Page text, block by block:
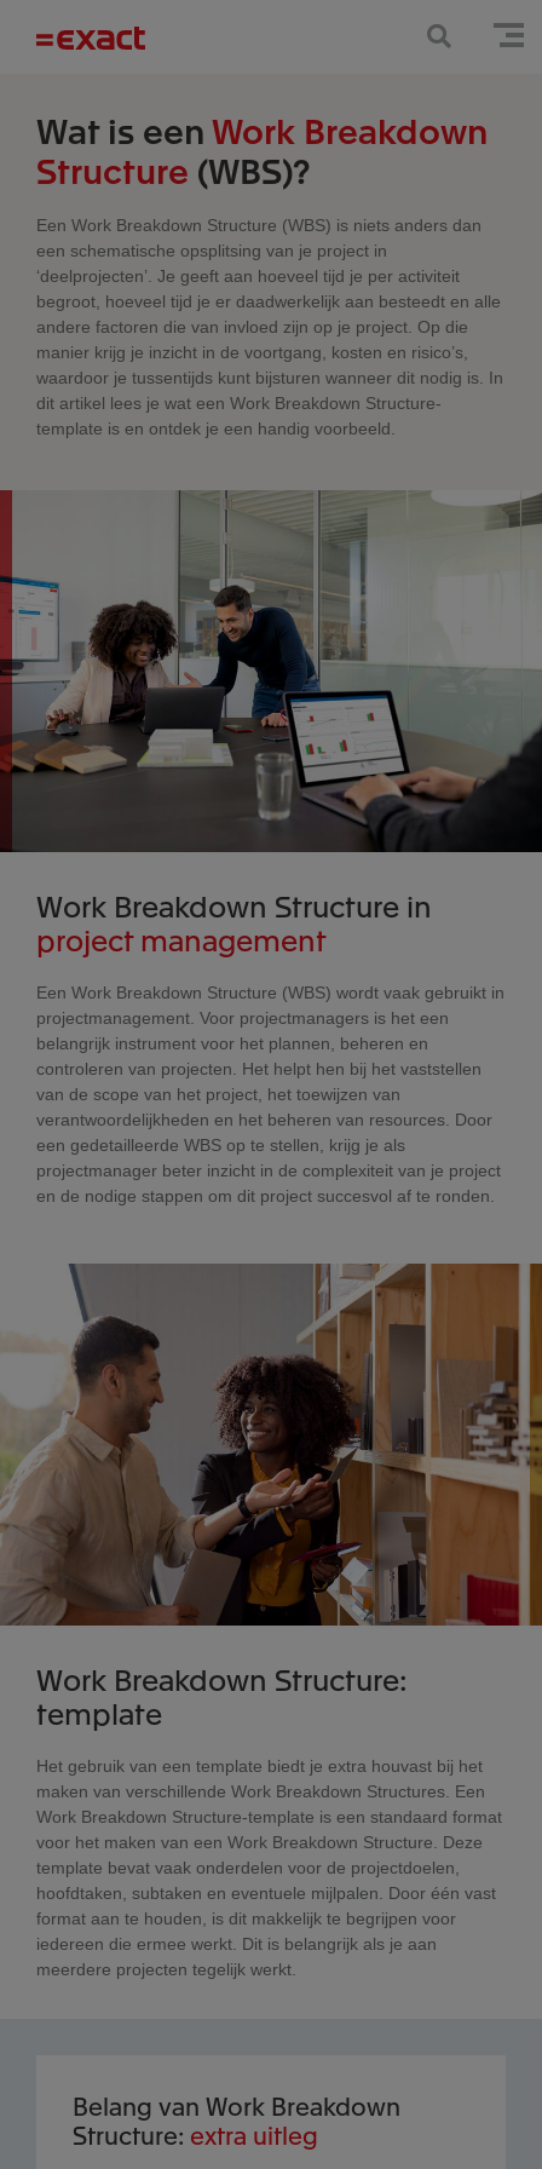
Wat is eenWork Breakdown
Structure (WBS)?
Een Work Breakdown Structure (WBS) is niets anders dan
een schematische opsplitsing van je project in
‘deelprojecten’. Je geeft aan hoeveel tijd je per activiteit
begroot, hoeveel tijd je er daadwerkelijk aan besteedt en alle
andere factoren die van invloed zijn op je project. Op die
manier krijg je inzicht in de voortgang, kosten en risico’s,
waardoor je tussentijds kunt bijsturen wanneer dit nodig is. In
dit artikel lees je wat een Work Breakdown Structure-
template is en ontdek je een handig voorbeeld.
Work Breakdown Structure in
project management
Een Work Breakdown Structure (WBS) wordt vaak gebruikt in
projectmanagement. Voor projectmanagers is het een
belangrijk instrument voor het plannen, beheren en
controleren van projecten. Het helpt hen bij het vaststellen
van de scope van het project, het toewijzen van
verantwoordelijkheden en het beheren van resources. Door
een gedetailleerde WBS op te stellen, krijg je als
projectmanager beter inzicht in de complexiteit van je project
en de nodige stappen om dit project succesvol af te ronden.
Work Breakdown Structure:
template
Het gebruik van een template biedt je extra houvast bij het
maken van verschillende Work Breakdown Structures. Een
Work Breakdown Structure-template is een standaard format
voor het maken van een Work Breakdown Structure. Deze
template bevat vaak onderdelen voor de projectdoelen,
hoofdtaken, subtaken en eventuele mijlpalen. Door één vast
format aan te houden, is dit makkelijk te begrijpen voor
iedereen die ermee werkt. Dit is belangrijk als je aan
meerdere projecten tegelijk werkt.
Belang van Work Breakdown
Structure: extra uitleg